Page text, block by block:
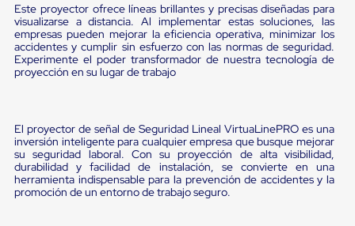
Plásticas
Contenedores
Metálicos
Colapsables
Jaulas
de
Milla
Anti-
Robo
Hormiga
Estanterías
Móviles
Este proyector ofrece líneas brillantes y precisas diseñadas para
visualizarse a distancia. Al implementar estas soluciones, las
empresas pueden mejorar la eficiencia operativa, minimizar los
accidentes y cumplir sin esfuerzo con las normas de seguridad.
Experimente el poder transformador de nuestra tecnología de
proyección en su lugar de trabajo
El proyector de señal de Seguridad Lineal VirtuaLinePRO es una
inversión inteligente para cualquier empresa que busque mejorar
su seguridad laboral. Con su proyección de alta visibilidad,
durabilidad y facilidad de instalación, se convierte en una
herramienta indispensable para la prevención de accidentes y la
promoción de un entorno de trabajo seguro.